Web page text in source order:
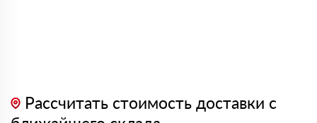
Рассчитать стоимость доставки с